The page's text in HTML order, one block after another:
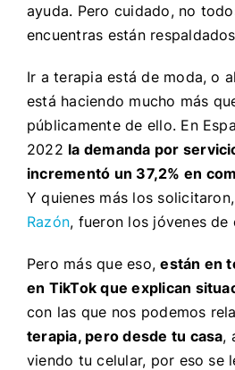
ayuda. Pero cuidado, no
encuentras están
Ir a terapia está de moda, o
está haciendo mucho más
públicamente de ello. En
2022 la demanda por
incrementó un 37,2% en
Y quienes más los
Razón, fueron los jóvenes de
Pero más que eso,están en
en TikTok que explican
con las que nos podemos
terapia, pero desde tu casa,
viendo tu celular, por eso se